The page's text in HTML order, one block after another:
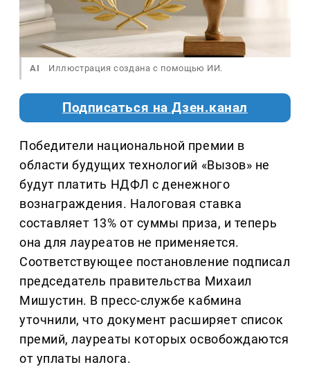
AI Иллюстрация создана с помощью ИИ.
Подписаться на Дзен.канал
Победители национальной премии в
области будущих технологий «Вызов» не
будут платить НДФЛ с денежного
вознаграждения. Налоговая ставка
составляет 13% от суммы приза, и теперь
она для лауреатов не применяется.
Соответствующее постановление подписал
председатель правительства Михаил
Мишустин. В пресс-службе кабмина
уточнили, что документ расширяет список
премий, лауреаты которых освобождаются
от уплаты налога.